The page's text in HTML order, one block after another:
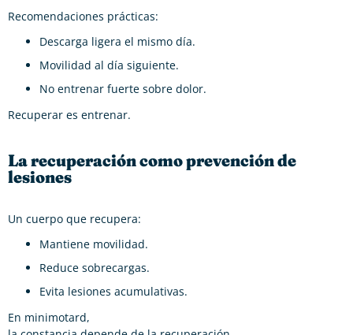
Recomendaciones prácticas:
Descarga ligera el mismo día.
Movilidad al día siguiente.
No entrenar fuerte sobre dolor.
Recuperar es entrenar.
La recuperación como prevención de
lesiones
Un cuerpo que recupera:
Mantiene movilidad.
Reduce sobrecargas.
Evita lesiones acumulativas.
En minimotard,